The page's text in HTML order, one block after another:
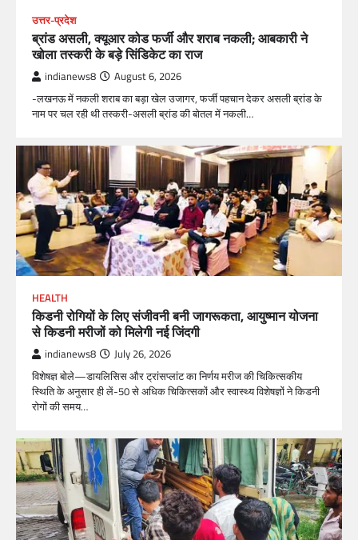
उत्तर-प्रदेश
ब्रांड असली, क्यूआर कोड फर्जी और शराब नकली; आबकारी ने
खोला तस्करी के बड़े सिंडिकेट का राज
indianews8 August 6, 2026
-लखनऊ में नकली शराब का बड़ा खेल उजागर, फर्जी पहचान देकर असली ब्रांड के
नाम पर चल रही थी तस्करी-असली ब्रांड की बोतल में नकली…
HEALTH
किडनी रोगियों के लिए संजीवनी बनी जागरूकता, आयुष्मान योजना
से किडनी मरीजों को मिलेगी नई जिंदगी
indianews8 July 26, 2026
विशेषज्ञ बोले—डायलिसिस और ट्रांसप्लांट का निर्णय मरीज की चिकित्सकीय
स्थिति के अनुसार ही लें-50 से अधिक चिकित्सकों और स्वास्थ्य विशेषज्ञों ने किडनी
रोगों की समय…